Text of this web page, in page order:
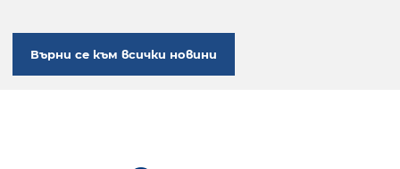
Върни се към всички новини